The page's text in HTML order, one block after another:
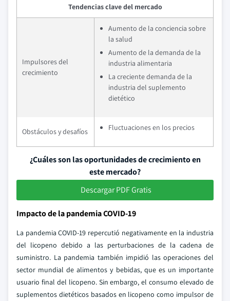
Tendencias clave del mercado
Impulsores del
crecimiento
Aumento de la conciencia sobre
la salud
Aumento de la demanda de la
industria alimentaria
La creciente demanda de la
industria del suplemento
dietético
Obstáculos y desafíos Fluctuaciones en los precios
¿Cuáles son las oportunidades de crecimiento en
este mercado?
Descargar PDF Gratis
Impacto de la pandemia COVID-19
La pandemia COVID-19 repercutió negativamente en la industria
del licopeno debido a las perturbaciones de la cadena de
suministro. La pandemia también impidió las operaciones del
sector mundial de alimentos y bebidas, que es un importante
usuario final del licopeno. Sin embargo, el consumo elevado de
suplementos dietéticos basados en licopeno como impulsor de